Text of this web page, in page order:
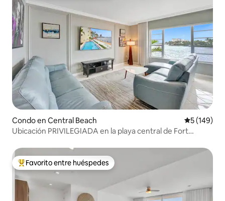
Condo en Central Beach
5 (149)
Ubicación PRIVILEGIADA en la playa central de Fort
Favorito entre huéspedes preferido
Favorito entre huéspedes